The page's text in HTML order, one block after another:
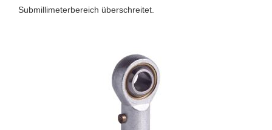
Submillimeterbereich überschreitet.